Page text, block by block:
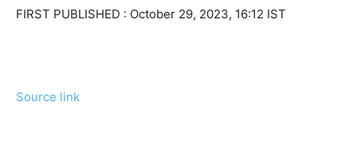
FIRST PUBLISHED : October 29, 2023, 16:12 IST
Source link